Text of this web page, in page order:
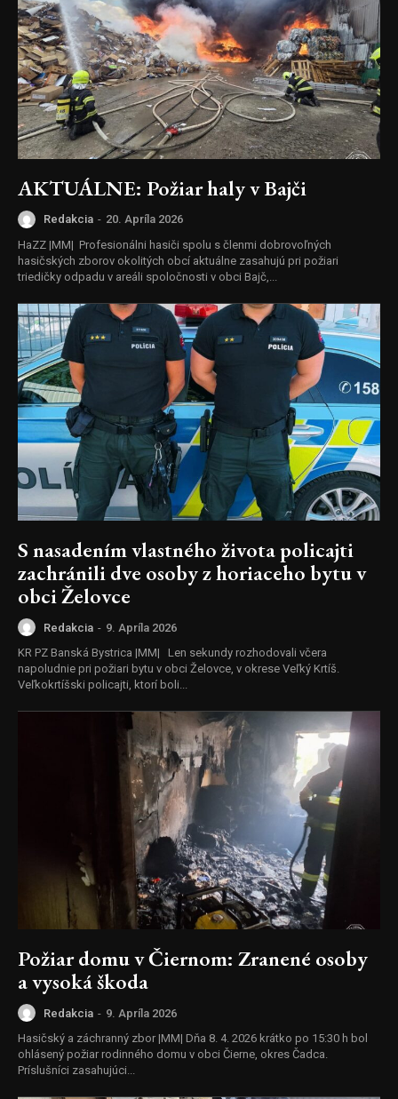
AKTUÁLNE: Požiar haly v Bajči
Redakcia - 20. Apríla 2026
HaZZ |MM| Profesionálni hasiči spolu s členmi dobrovoľných
hasičských zborov okolitých obcí aktuálne zasahujú pri požiari
triedičky odpadu v areáli spoločnosti v obci Bajč,...
S nasadením vlastného života policajti
zachránili dve osoby z horiaceho bytu v
obci Želovce
Redakcia - 9. Apríla 2026
KR PZ Banská Bystrica |MM| Len sekundy rozhodovali včera
napoludnie pri požiari bytu v obci Želovce, v okrese Veľký Krtíš.
Veľkokrtíšski policajti, ktorí boli...
Požiar domu v Čiernom: Zranené osoby
a vysoká škoda
Redakcia - 9. Apríla 2026
Hasičský a záchranný zbor |MM| Dňa 8. 4. 2026 krátko po 15:30 h bol
ohlásený požiar rodinného domu v obci Čierne, okres Čadca.
Príslušníci zasahujúci...